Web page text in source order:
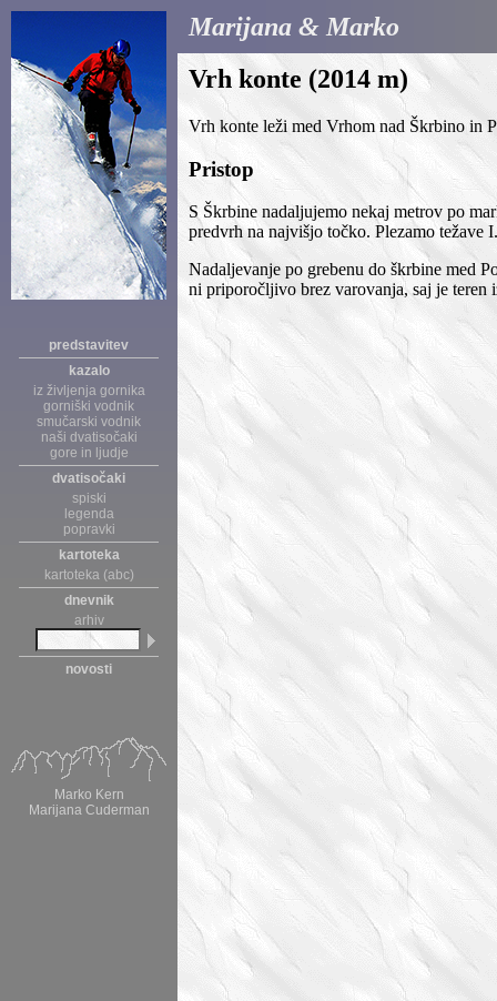
predstavitev
kazalo
iz življenja gornika
gorniški vodnik
smučarski vodnik
naši dvatisočaki
gore in ljudje
dvatisočaki
spiski
legenda
popravki
kartoteka
kartoteka (abc)
dnevnik
arhiv
novosti
Marko Kern
Marijana Cuderman
Marijana & Marko
Vrh konte (2014 m)
Vrh konte leži med Vrhom nad Škrbino in
Pristop
S Škrbine nadaljujemo nekaj metrov po
predvrh na najvišjo točko. Plezamo težave
Nadaljevanje po grebenu do škrbine med
ni priporočljivo brez varovanja, saj je